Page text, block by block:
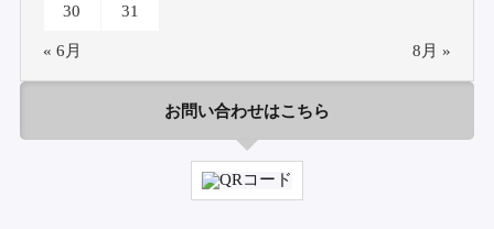
30 31
« 6月 8月 »
お問い合わせはこちら